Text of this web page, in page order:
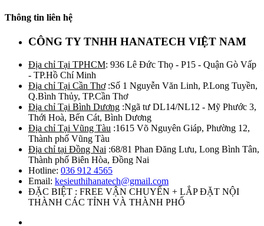
Thông tin liên hệ
CÔNG TY TNHH HANATECH VIỆT NAM
Địa chỉ Tại TPHCM: 936 Lê Đức Thọ - P15 - Quận Gò Vấp
- TP.Hồ Chí Minh
Địa chỉ Tại Cần Thơ:Số 1 Nguyễn Văn Linh, P.Long Tuyền,
Q.Bình Thủy, TP.Cần Thơ
Địa chỉ Tại Bình Dương :Ngã tư DL14/NL12 - Mỹ Phước 3,
Thới Hoà, Bến Cát, Bình Dương
Địa chỉ Tại Vũng Tàu :1615 Võ Nguyên Giáp, Phường 12,
Thành phố Vũng Tàu
Địa chỉ tại Đồng Nai :68/81 Phan Đăng Lưu, Long Bình Tân,
Thành phố Biên Hòa, Đồng Nai
Hotline: 036 912 4565
Email: kesieuthihanatech@gmail.com
ĐẶC BIỆT : FREE VẬN CHUYỂN + LẮP ĐẶT NỘI
THÀNH CÁC TỈNH VÀ THÀNH PHỐ